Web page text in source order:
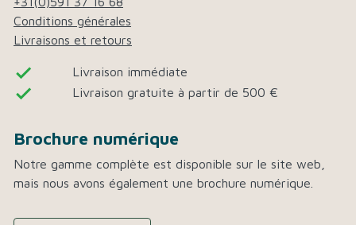
Conditions générales
Livraisons et retours
done Livraison immédiate
done Livraison gratuite à partir de 500 €
Brochure numérique
Notre gamme complète est disponible sur le site web,
mais nous avons également une brochure numérique.